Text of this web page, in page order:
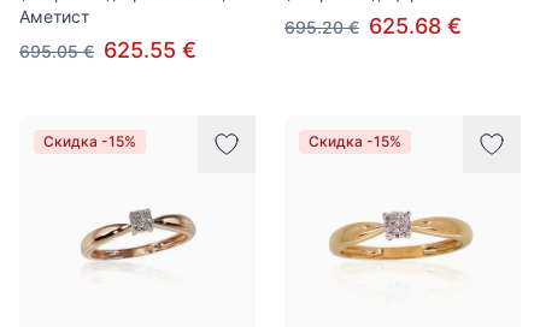
Аметист
695.05 € 625.55 €
695.20 € 625.68 €
Скидка -15% Скидка -15%